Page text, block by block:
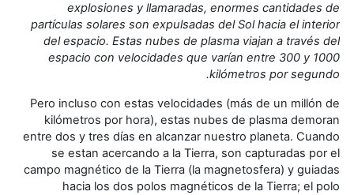
explosiones y llamaradas, enormes cantidades de
partículas solares son expulsadas del Sol hacia el interior
del espacio. Estas nubes de plasma viajan a través del
espacio con velocidades que varían entre 300 y 1000
kilómetros por segundo.
Pero incluso con estas velocidades (más de un millón de
kilómetros por hora), estas nubes de plasma demoran
entre dos y tres días en alcanzar nuestro planeta. Cuando
se estan acercando a la Tierra, son capturadas por el
campo magnético de la Tierra (la magnetosfera) y guiadas
hacia los dos polos magnéticos de la Tierra; el polo